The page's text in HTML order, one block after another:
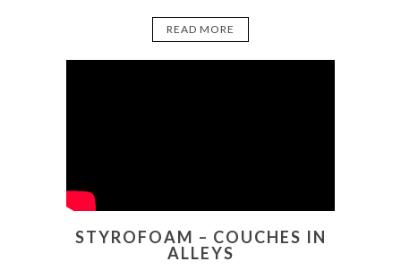
READ MORE
STYROFOAM – COUCHES IN
ALLEYS